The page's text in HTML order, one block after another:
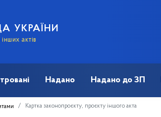
УКРАЇНИ
актів
Надано Надано до ЗП
Картка законопроєкту, проєкту іншого акта